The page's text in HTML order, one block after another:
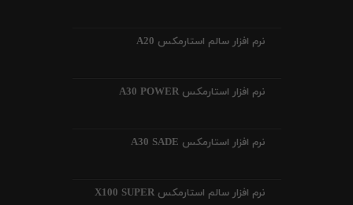
نرم افزار سالم استارمکس A20
نرم افزار استارمکس A30 POWER
نرم افزار استارمکس A30 SADE
نرم افزار سالم استارمکس X100 SUPER